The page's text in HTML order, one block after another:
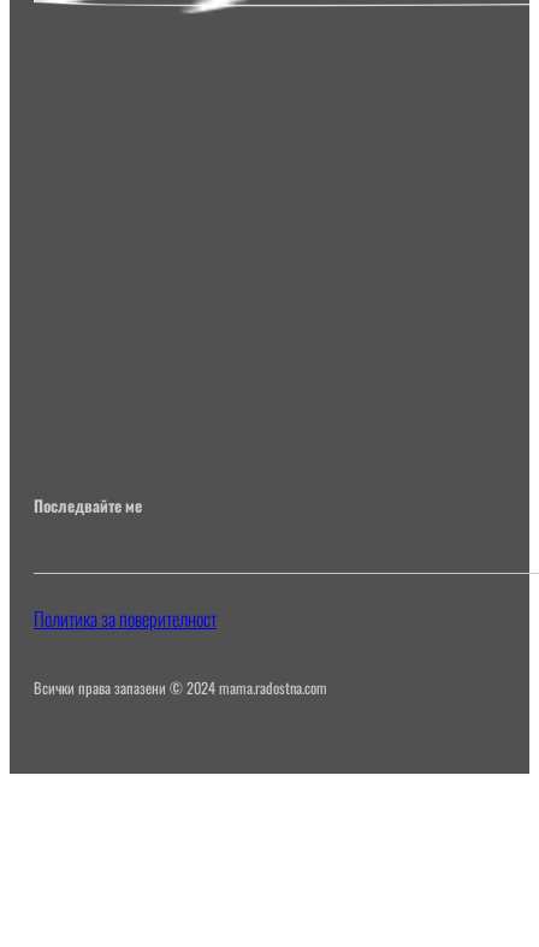
Последвайте ме
Всички права запазени © 2024 mama.radostna.com
Политика за поверителност